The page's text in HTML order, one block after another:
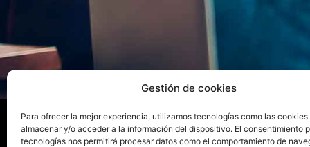
Gestión de cookies
Para ofrecer la mejor experiencia, utilizamos tecnologías como las cookies
almacenar y/o acceder a la información del dispositivo. El consentimiento
tecnologías nos permitirá procesar datos como el comportamiento de